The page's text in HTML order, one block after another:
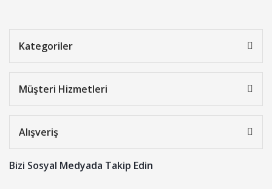
Kategoriler
Müşteri Hizmetleri
Alışveriş
Bizi Sosyal Medyada Takip Edin